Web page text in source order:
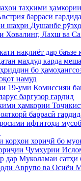
таҳкими
баррасӣ
шаҳри Душанбе
Ховалинг, Лахш ва
нақлиёт дар
маҳдуд карда
бо
намуд
19-уми Комиссияи
баргузор гардид
ҳамкории
баррасӣ
ифтитоҳи
корҳои хориҷӣ бо
Ҷумҳурии
дар Муколамаи сатҳи
Аврупо ва Осиёи